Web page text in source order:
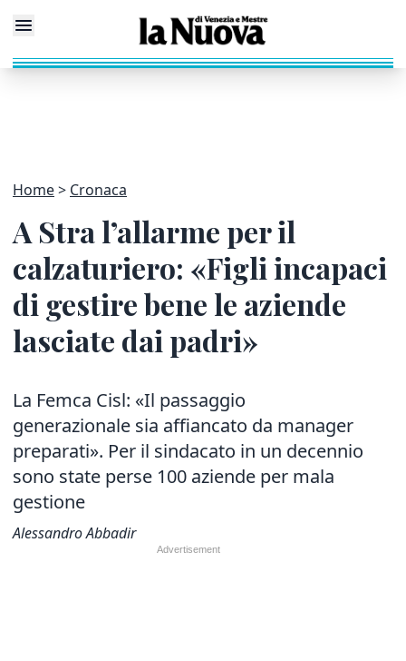
Home Cronaca
A Stra l’allarme per il
calzaturiero: «Figli incapaci
di gestire bene le aziende
lasciate dai padri»
La Femca Cisl: «Il passaggio
generazionale sia affiancato da manager
preparati». Per il sindacato in un decennio
sono state perse 100 aziende per mala
gestione
Alessandro Abbadir